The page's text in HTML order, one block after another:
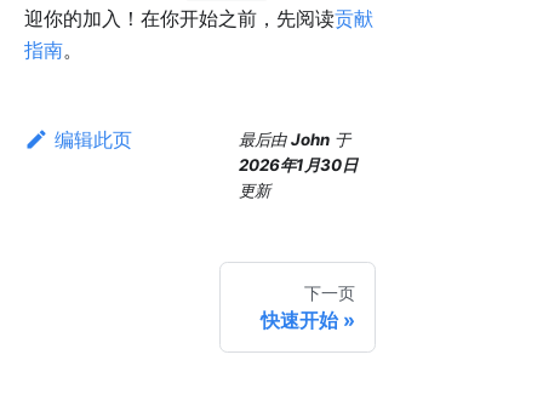
迎你的加入！在你开始之前，先阅读贡献
指南。
编辑此页 最后由John 于
2026年1月30日
更新
下一页
快速开始